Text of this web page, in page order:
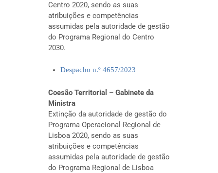
Centro 2020, sendo as suas
atribuições e competências
assumidas pela autoridade de gestão
do Programa Regional do Centro
2030.
Despacho n.º 4657/2023
Coesão Territorial – Gabinete da
Ministra
Extinção da autoridade de gestão do
Programa Operacional Regional de
Lisboa 2020, sendo as suas
atribuições e competências
assumidas pela autoridade de gestão
do Programa Regional de Lisboa